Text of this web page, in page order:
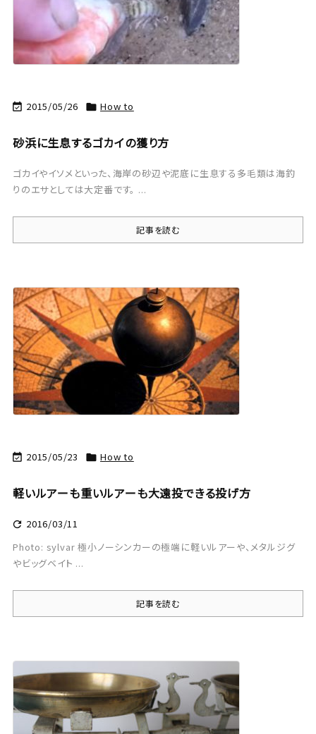
 2015/05/26  How to
砂浜に生息するゴカイの獲り方
ゴカイやイソメといった、海岸の砂辺や泥底に生息する多毛類は海釣
りのエサとしては大定番です。 ...
記事を読む
 2015/05/23  How to
軽いルアーも重いルアーも大遠投できる投げ方
 2016/03/11
Photo: sylvar 極小ノーシンカーの極端に軽いルアーや、メタルジグ
やビッグベイト ...
記事を読む